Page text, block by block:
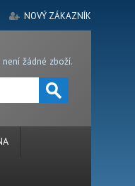
NOVÝ ZÁKAZNÍK
není žádné zboží.